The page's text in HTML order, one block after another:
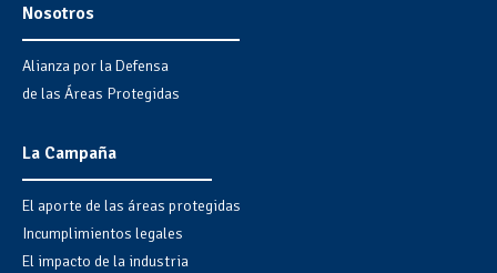
Nosotros
Alianza por la Defensa
de las Áreas Protegidas
La Campaña
El aporte de las áreas protegidas
Incumplimientos legales
El impacto de la industria